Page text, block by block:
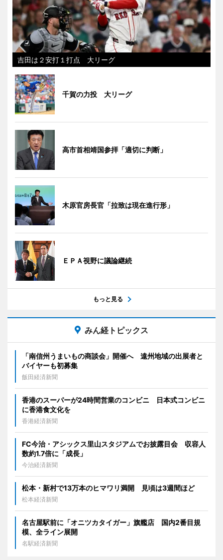
吉田は２安打１打点 大リーグ
千賀の力投 大リーグ
高市首相靖国参拝「適切に判断」
木原官房長官「拉致は現在進行形」
ＥＰＡ視野に議論継続
もっと見る
みん経トピックス
「南信州うまいもの商談会」開催へ 遠州地域の出展者と
バイヤーも初募集
飯田経済新聞
香港のスーパーが24時間営業のコンビニ 日本式コンビニ
に香港食文化を
香港経済新聞
FC今治・アシックス里山スタジアムでお披露目会 収容人
数約1.7倍に「成長」
今治経済新聞
松本・新村で13万本のヒマワリ満開 見頃は3週間ほど
松本経済新聞
名古屋駅前に「オニツカタイガー」旗艦店 国内2番目規
模、全ライン展開
名駅経済新聞